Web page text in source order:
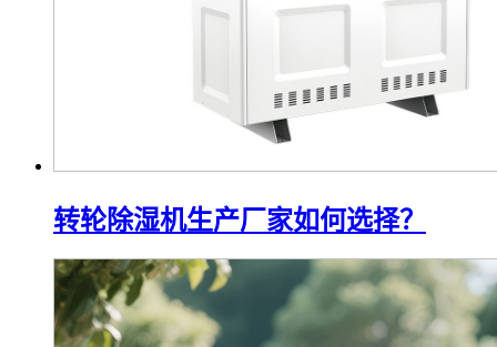
转轮除湿机生产厂家如何选择？